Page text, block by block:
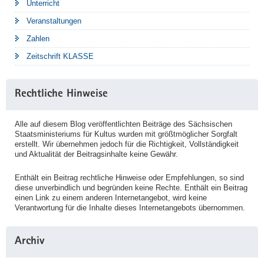
Unterricht
Veranstaltungen
Zahlen
Zeitschrift KLASSE
Rechtliche Hinweise
Alle auf diesem Blog veröffentlichten Beiträge des Sächsischen
Staatsministeriums für Kultus wurden mit größtmöglicher Sorgfalt
erstellt. Wir übernehmen jedoch für die Richtigkeit, Vollständigkeit
und Aktualität der Beitragsinhalte keine Gewähr.
Enthält ein Beitrag rechtliche Hinweise oder Empfehlungen, so sind
diese unverbindlich und begründen keine Rechte. Enthält ein Beitrag
einen Link zu einem anderen Internetangebot, wird keine
Verantwortung für die Inhalte dieses Internetangebots übernommen.
Archiv